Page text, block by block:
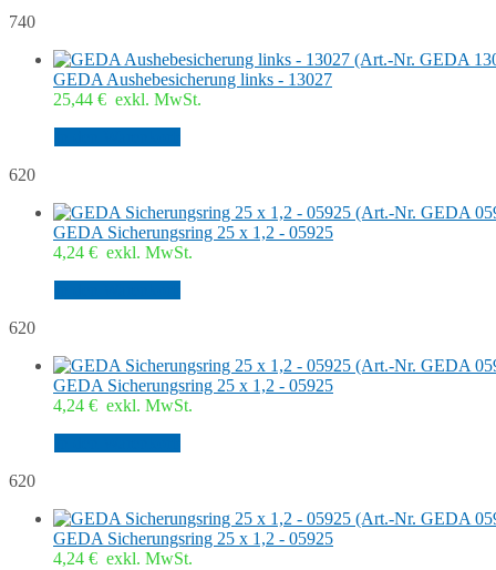
740
GEDA Aushebesicherung links - 13027
25,44 € exkl. MwSt.
620
GEDA Sicherungsring 25 x 1,2 - 05925
4,24 € exkl. MwSt.
620
GEDA Sicherungsring 25 x 1,2 - 05925
4,24 € exkl. MwSt.
620
GEDA Sicherungsring 25 x 1,2 - 05925
4,24 € exkl. MwSt.